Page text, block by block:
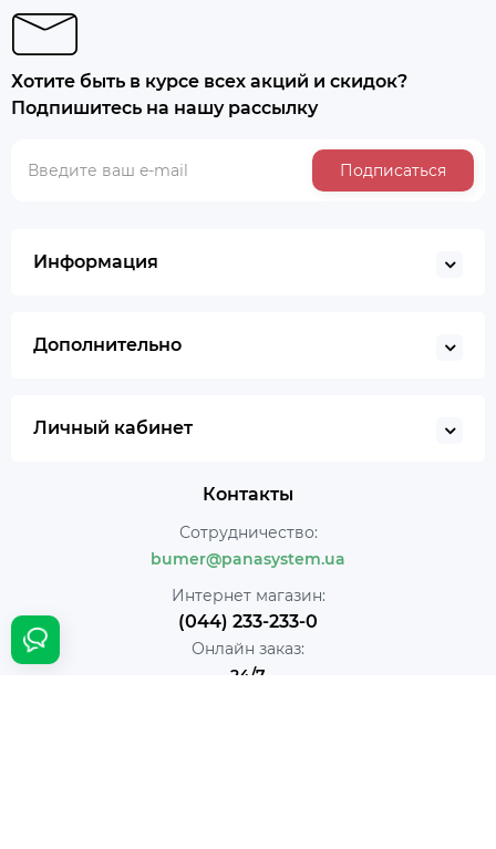
Хотите быть в курсе всех акций и скидок?
Подпишитесь на нашу рассылку
Подписаться
Информация
Дополнительно
Личный кабинет
Контакты
Сотрудничество:
bumer@panasystem.ua
Интернет магазин:
(044) 233-233-0
Онлайн заказ:
24/7